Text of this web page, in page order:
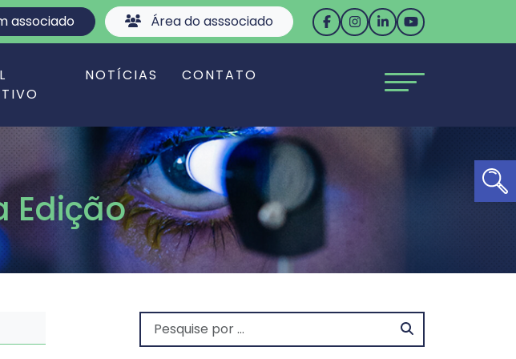
associado Área do asssociado
NOTÍCIAS CONTATO
Edição